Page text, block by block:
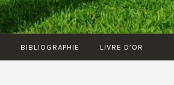
BIBLIOGRAPHIE LIVRE D’OR